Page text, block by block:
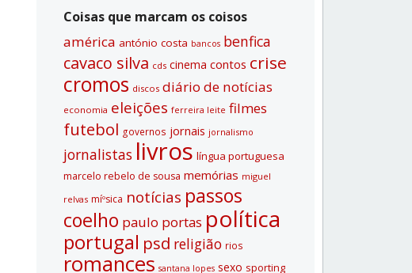
Coisas que marcam os coisos
américa antónio costa bancos benfica
cavaco silva cds cinema contos crise
cromos discos diário de notí­cias
economia eleições ferreira leite filmes
futebol governos jornais jornalismo
jornalistas livros lí­ngua portuguesa
marcelo rebelo de sousa memórias miguel
relvas míºsica notí­cias passos
coelho paulo portas polí­tica
portugal psd religião rios
romances santana lopes sexo sporting